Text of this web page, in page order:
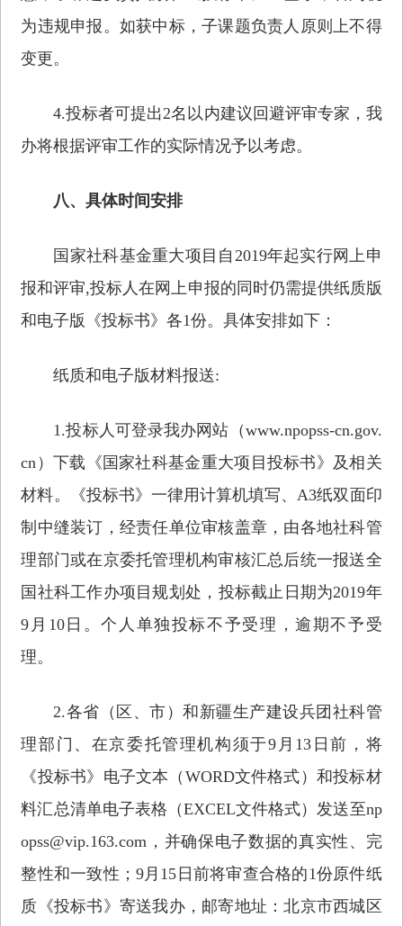
为违规申报。如获中标，子课题负责人原则上不得
变更。
4.投标者可提出2名以内建议回避评审专家，我
办将根据评审工作的实际情况予以考虑。
八、具体时间安排
国家社科基金重大项目自2019年起实行网上申
报和评审,投标人在网上申报的同时仍需提供纸质版
和电子版《投标书》各1份。具体安排如下：
纸质和电子版材料报送:
1.投标人可登录我办网站（www.npopss-cn.gov.
cn）下载《国家社科基金重大项目投标书》及相关
材料。《投标书》一律用计算机填写、A3纸双面印
制中缝装订，经责任单位审核盖章，由各地社科管
理部门或在京委托管理机构审核汇总后统一报送全
国社科工作办项目规划处，投标截止日期为2019年
9月10日。个人单独投标不予受理，逾期不予受
理。
2.各省（区、市）和新疆生产建设兵团社科管
理部门、在京委托管理机构须于9月13日前，将
《投标书》电子文本（WORD文件格式）和投标材
料汇总清单电子表格（EXCEL文件格式）发送至np
opss@vip.163.com，并确保电子数据的真实性、完
整性和一致性；9月15日前将审查合格的1份原件纸
质《投标书》寄送我办，邮寄地址：北京市西城区